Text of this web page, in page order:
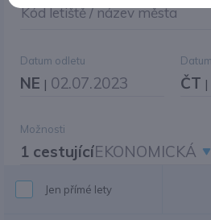
Kód letiště / název města
Datum odletu
NE | 02.07.2023 ČT |
Možnosti
1 cestujícíEKONOMICKÁ
Jen přímé lety